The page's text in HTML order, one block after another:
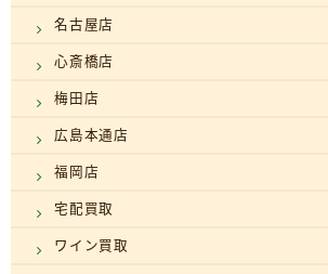
名古屋店
心斎橋店
梅田店
広島本通店
福岡店
宅配買取
ワイン買取